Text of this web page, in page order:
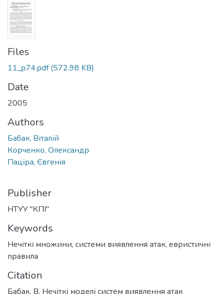
Files
11_p74.pdf(572.98 KB)
Date
2005
Authors
Бабак, Віталій
Корченко, Олександр
Паціра, Євгенія
Publisher
НТУУ "КПІ"
Keywords
Нечіткі множини, системи виявлення атак, евристичні
правила
Citation
Бабак, В. Нечіткі моделі систем виявлення атак